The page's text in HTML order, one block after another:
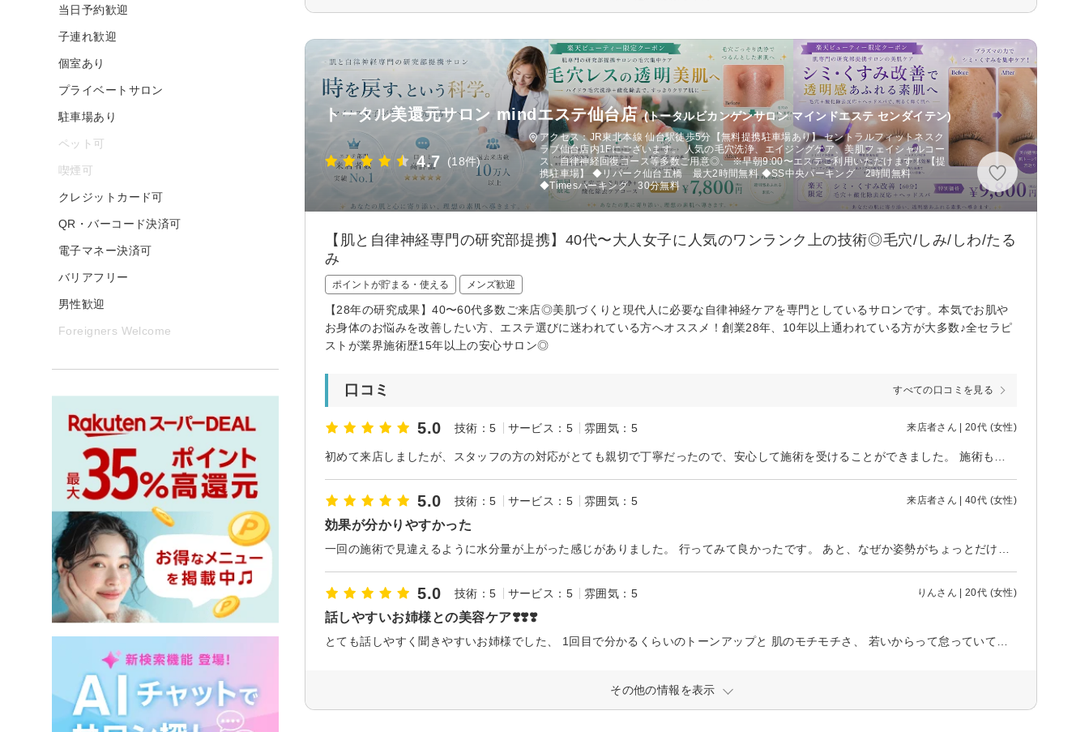
トータル美還元サロン mindエステ仙台店 (トータルビカンゲンサロン マインドエステ センダイテン)
4.7 (18件)
アクセス：JR東北本線 仙台駅徒歩5分【無料提携駐車場あり】 セントラルフィットネスク
ラブ仙台店内1Fにございます。 人気の毛穴洗浄、エイジングケア、美肌フェイシャルコー
ス、自律神経回復コース等多数ご用意◎、 ※早朝9:00〜エステご利用いただけます！ 【提
携駐車場】 ◆リパーク仙台五橋 最大2時間無料 ◆SS中央パーキング 2時間無料
◆Timesパーキング 30分無料
【肌と自律神経専門の研究部提携】40代〜大人女子に人気のワンランク上の技術◎毛穴/しみ/しわ/たる
み
ポイントが貯まる・使える メンズ歓迎
【28年の研究成果】40〜60代多数ご来店◎美肌づくりと現代人に必要な自律神経ケアを専門としているサロンです。本気でお肌や
お身体のお悩みを改善したい方、エステ選びに迷われている方へオススメ！創業28年、10年以上通われている方が大多数♪全セラピ
ストが業界施術歴15年以上の安心サロン◎
口コミ すべての口コミを見る
5.0 技術：5 サービス：5 雰囲気：5 来店者さん | 20代 (女性)
5.0 技術：5 サービス：5 雰囲気：5 来店者さん | 40代 (女性)
効果が分かりやすかった
5.0 技術：5 サービス：5 雰囲気：5 りんさん | 20代 (女性)
話しやすいお姉様との美容ケア❣️❣️❣️
その他の情報を表示
当日予約歓迎
子連れ歓迎
個室あり
プライベートサロン
駐車場あり
ペット可
喫煙可
クレジットカード可
QR・バーコード決済可
電子マネー決済可
バリアフリー
男性歓迎
Foreigners Welcome